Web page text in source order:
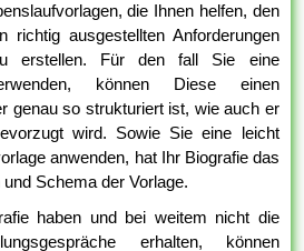
die Ihnen helfen, den
richtig ausgestellten Anforderungen
erstellen. Für den fall Sie eine
können Diese einen
genau so strukturiert ist, wie auch er
wird. Sowie Sie eine leicht
anwenden, hat Ihr Biografie das
Schema der Vorlage.
haben und bei weitem nicht die
erhalten, können